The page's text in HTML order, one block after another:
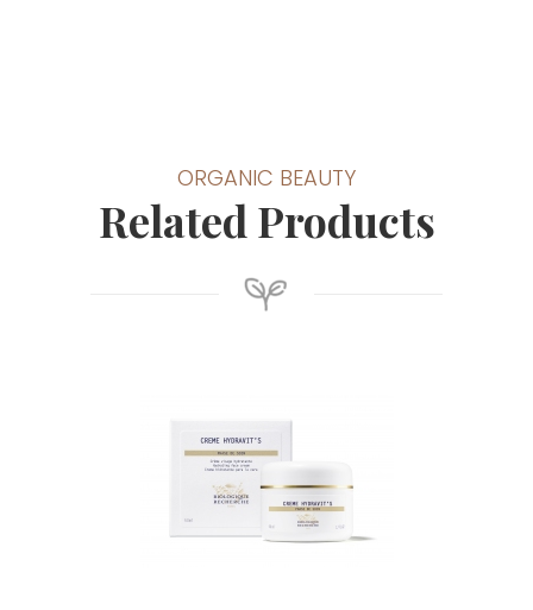
ORGANIC BEAUTY
Related Products